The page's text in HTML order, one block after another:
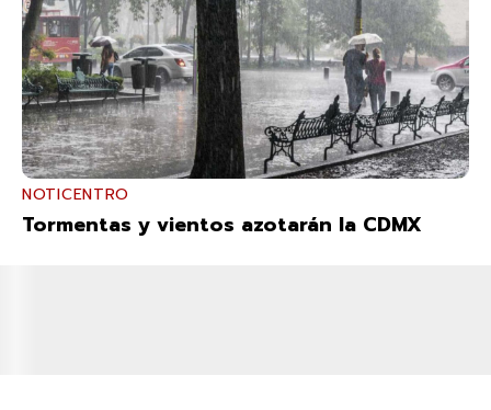
NOTICENTRO
Tormentas y vientos azotarán la CDMX